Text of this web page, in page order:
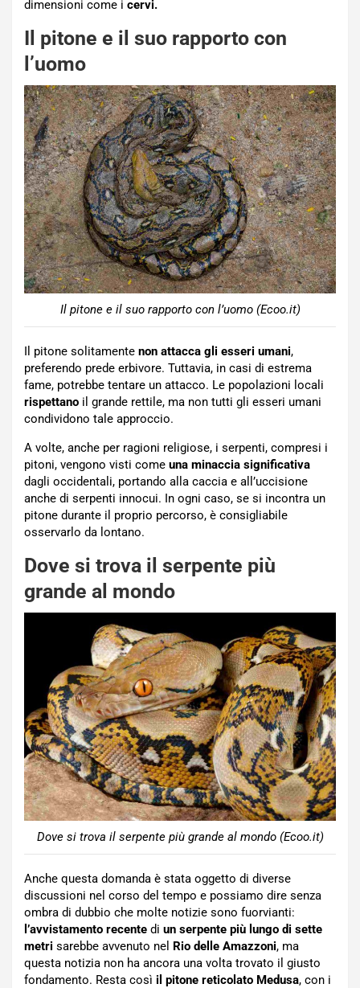
dimensioni come i cervi.
Il pitone e il suo rapporto con
l’uomo
Il pitone e il suo rapporto con l’uomo (Ecoo.it)
Il pitone solitamente non attacca gli esseri umani,
preferendo prede erbivore. Tuttavia, in casi di estrema
fame, potrebbe tentare un attacco. Le popolazioni locali
rispettano il grande rettile, ma non tutti gli esseri umani
condividono tale approccio.
A volte, anche per ragioni religiose, i serpenti, compresi i
pitoni, vengono visti come una minaccia significativa
dagli occidentali, portando alla caccia e all’uccisione
anche di serpenti innocui. In ogni caso, se si incontra un
pitone durante il proprio percorso, è consigliabile
osservarlo da lontano.
Dove si trova il serpente più
grande al mondo
Dove si trova il serpente più grande al mondo (Ecoo.it)
Anche questa domanda è stata oggetto di diverse
discussioni nel corso del tempo e possiamo dire senza
ombra di dubbio che molte notizie sono fuorvianti:
l’avvistamento recente di un serpente più lungo di sette
metri sarebbe avvenuto nel Rio delle Amazzoni, ma
questa notizia non ha ancora una volta trovato il giusto
fondamento. Resta così il pitone reticolato Medusa, con i